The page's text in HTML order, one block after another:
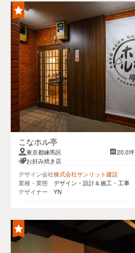
こなホル亭
東京都練馬区
20.0坪
お好み焼き店
デザイン会社株式会社サンリット建設
業種・業態
デザイン・設計＆施工・工事
デザイナー
YN